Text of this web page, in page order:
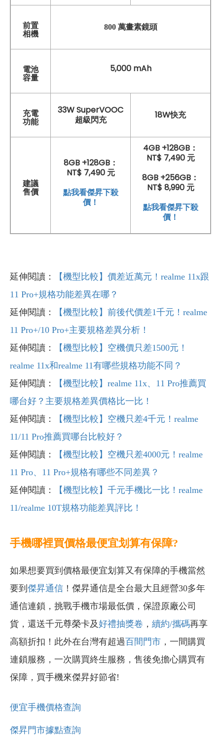
前置
相機
800 萬畫素鏡頭
電池
容量
5,000 mAh
充電
功能
33W SuperVOOC
超級閃充
18W快充
建議
售價
8GB +128GB：
NT$ 7,490 元
點我看傑昇下殺
價！
4GB +128GB：
NT$ 7,490 元
8GB +256GB：
NT$ 8,990 元
點我看傑昇下殺
價！
延伸閱讀：
【機型比較】價差近萬元！realme 11x跟
11 Pro+規格功能差異在哪？
延伸閱讀：
【機型比較】前後代價差1千元！realme
11 Pro+/10 Pro+主要規格差異分析！
延伸閱讀：
【機型比較】空機價只差1500元！
realme 11x和realme 11有哪些規格功能不同？
延伸閱讀：
【機型比較】realme 11x、11 Pro推薦買
哪台好？主要規格差異價格比一比！
延伸閱讀：
【機型比較】空機只差4千元！realme
11/11 Pro推薦買哪台比較好？
延伸閱讀：
【機型比較】空機只差4000元！realme
11 Pro、11 Pro+規格有哪些不同差異？
延伸閱讀：
【機型比較】千元手機比一比！realme
11/realme 10T規格功能差異評比！
手機哪裡買價格最便宜划算有保障?
如果想要買到價格最便宜划算又有保障的手機當然
要到 傑昇通信 ！傑昇通信是全台最大且經營30多年
通信連鎖，挑戰手機市場最低價，保證原廠公司
貨，還送千元尊榮卡及好禮抽獎卷 ， 續約/攜碼再享
高額折扣！此外在台灣有超過百間門市 ，一間購買
連鎖服務，一次購買終生服務，售後免擔心購買有
保障，買手機來傑昇好節省!
便宜手機價格查詢
傑昇門市據點查詢